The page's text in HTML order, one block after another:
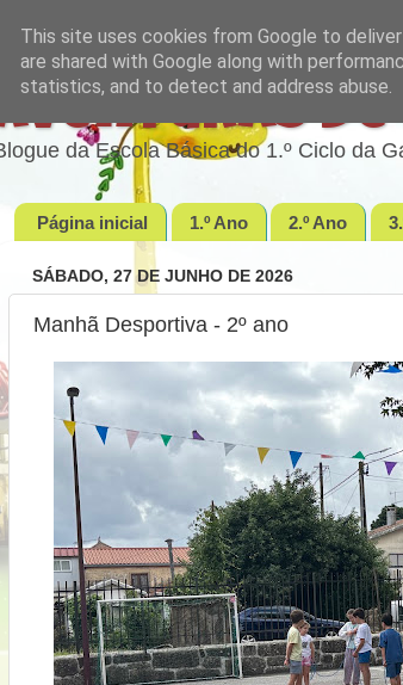
de
da Escola Básica do 1.º Ciclo da
Página inicial 1.º Ano 2.º Ano
SÁBADO, 27 DE JUNHO DE 2026
Manhã Desportiva - 2º ano
This site uses cookies from Google to
are shared with Google along with
statistics, and to detect and address abuse.